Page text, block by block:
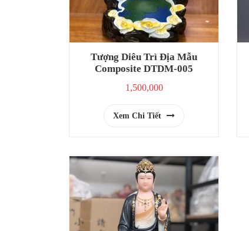
Tượng Diêu Trì Địa Mẫu
Composite DTDM-005
1,500,000
Xem Chi Tiết